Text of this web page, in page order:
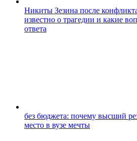
Никиты Зезина после
известно о трагедии и какие
ответа
без бюджета: почему высший
место в вузе мечты